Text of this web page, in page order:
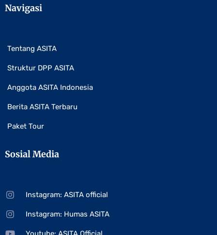
Navigasi
Tentang ASITA
Struktur DPP ASITA
Anggota ASITA Indonesia
Berita ASITA Terbaru
Paket Tour
Sosial Media
Instagram: ASITA official
Instagram: Humas ASITA